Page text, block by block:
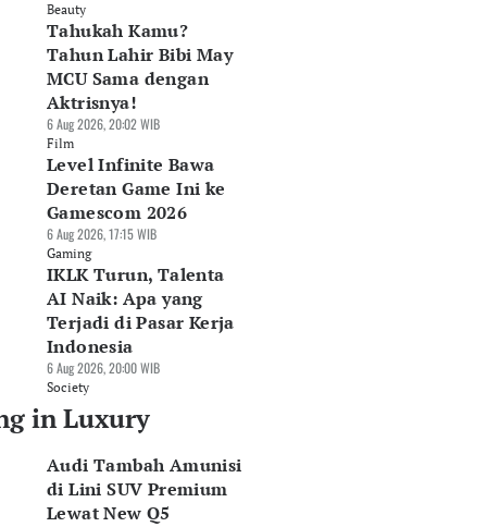
Beauty
Tahukah Kamu?
Tahun Lahir Bibi May
MCU Sama dengan
Aktrisnya!
6 Aug 2026, 20:02 WIB
Film
Level Infinite Bawa
Deretan Game Ini ke
Gamescom 2026
6 Aug 2026, 17:15 WIB
Gaming
IKLK Turun, Talenta
AI Naik: Apa yang
Terjadi di Pasar Kerja
Indonesia
6 Aug 2026, 20:00 WIB
Society
in Luxury
Audi Tambah Amunisi
di Lini SUV Premium
Lewat New Q5